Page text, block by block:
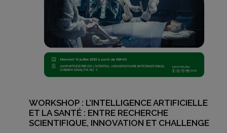
WORKSHOP : L’INTELLIGENCE ARTIFICIELLE
ET LA SANTÉ : ENTRE RECHERCHE
SCIENTIFIQUE, INNOVATION ET CHALLENGE